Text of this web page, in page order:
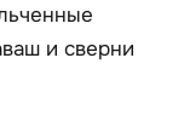
и сверни